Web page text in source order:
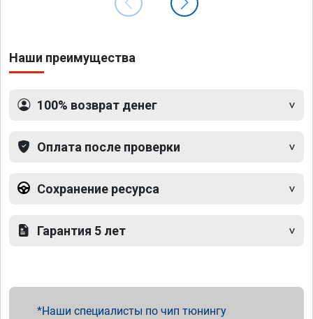
Наши преимущества
100% возврат денег
Оплата после проверки
Сохранение ресурса
Гарантия 5 лет
Наши специалисты по чип тюнингу